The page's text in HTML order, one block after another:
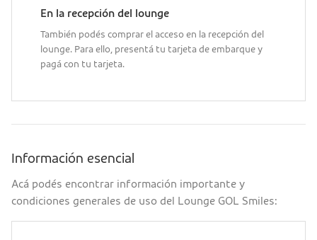
En la recepción del lounge
También podés comprar el acceso en la recepción del
lounge. Para ello, presentá tu tarjeta de embarque y
pagá con tu tarjeta.
Información esencial
Acá podés encontrar información importante y
condiciones generales de uso del Lounge GOL Smiles: